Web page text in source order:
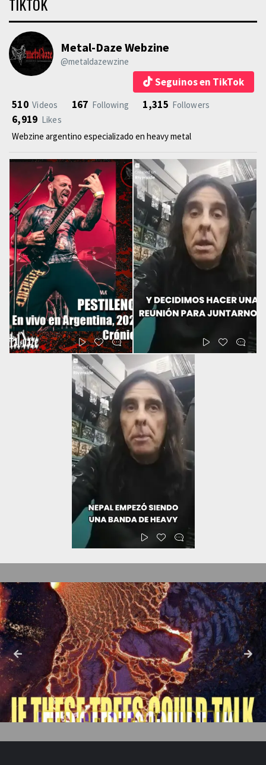
Metal-Daze Webzine
@metaldazewzine
Seguinos en TikTok
510 Videos 167 Following 1,315 Followers
6,919 Likes
Webzine argentino especializado en heavy metal